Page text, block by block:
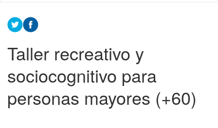
Contenido
principal
Taller recreativo y
sociocognitivo para
personas mayores (+60)